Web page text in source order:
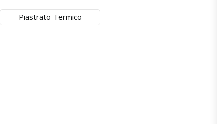
Piastrato Termico